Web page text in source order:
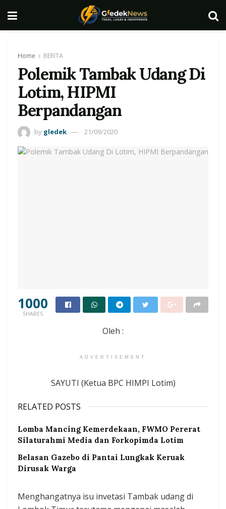
Home BERITA
Polemik Tambak Udang Di
Lotim, HIPMI
Berpandangan
by gledek 21/09/2020
1000
SHARES
Oleh :
ADVERTISEMENT
SAYUTI (Ketua BPC HIMPI Lotim)
RELATED POSTS
Lomba Mancing Kemerdekaan, FWMO Pererat
Silaturahmi Media dan Forkopimda Lotim
Belasan Gazebo di Pantai Lungkak Keruak
Dirusak Warga
Menghangatnya isu invetasi Tambak udang di